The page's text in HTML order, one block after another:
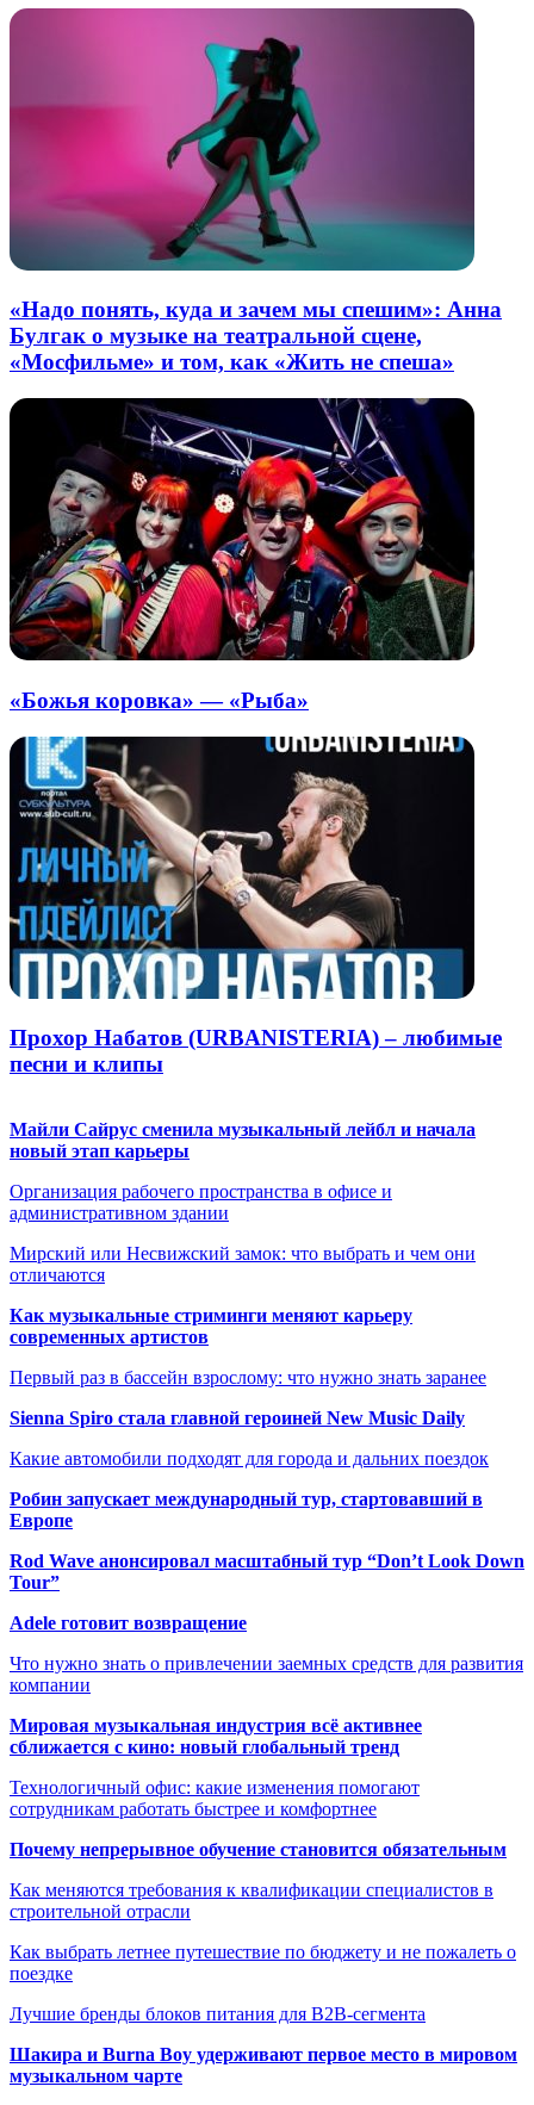
«Надо понять, куда и зачем мы спешим»: Анна
Булгак о музыке на театральной сцене,
«Мосфильме» и том, как «Жить не спеша»
«Божья коровка» — «Рыба»
Прохор Набатов (URBANISTERIA) – любимые
песни и клипы
Майли Сайрус сменила музыкальный лейбл и начала
новый этап карьеры
Организация рабочего пространства в офисе и
административном здании
Мирский или Несвижский замок: что выбрать и чем они
отличаются
Как музыкальные стриминги меняют карьеру
современных артистов
Первый раз в бассейн взрослому: что нужно знать заранее
Sienna Spiro стала главной героиней New Music Daily
Какие автомобили подходят для города и дальних поездок
Робин запускает международный тур, стартовавший в
Европе
Rod Wave анонсировал масштабный тур “Don’t Look Down
Tour”
Adele готовит возвращение
Что нужно знать о привлечении заемных средств для развития
компании
Мировая музыкальная индустрия всё активнее
сближается с кино: новый глобальный тренд
Технологичный офис: какие изменения помогают
сотрудникам работать быстрее и комфортнее
Почему непрерывное обучение становится обязательным
Как меняются требования к квалификации специалистов в
строительной отрасли
Как выбрать летнее путешествие по бюджету и не пожалеть о
поездке
Лучшие бренды блоков питания для B2B-сегмента
Шакира и Burna Boy удерживают первое место в мировом
музыкальном чарте